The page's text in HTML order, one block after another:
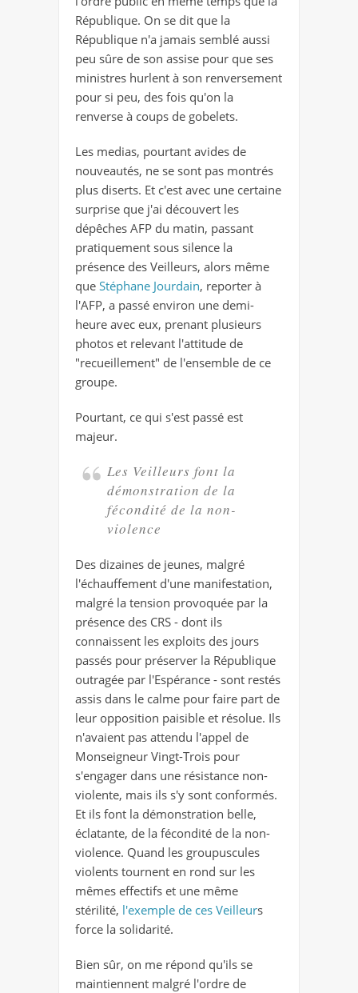
République. On se dit que la
République n'a jamais semblé aussi
peu sûre de son assise pour que ses
ministres hurlent à son renversement
pour si peu, des fois qu'on la
renverse à coups de gobelets.
Les medias, pourtant avides de
nouveautés, ne se sont pas montrés
plus diserts. Et c'est avec une certaine
surprise que j'ai découvert les
dépêches AFP du matin, passant
pratiquement sous silence la
présence des Veilleurs, alors même
que Stéphane Jourdain, reporter à
l'AFP, a passé environ une demi-
heure avec eux, prenant plusieurs
photos et relevant l'attitude de
"recueillement" de l'ensemble de ce
groupe.
Pourtant, ce qui s'est passé est
majeur.
Les Veilleurs font la
démonstration de la
fécondité de la non-
violence
Des dizaines de jeunes, malgré
l'échauffement d'une manifestation,
malgré la tension provoquée par la
présence des CRS - dont ils
connaissent les exploits des jours
passés pour préserver la République
outragée par l'Espérance - sont restés
assis dans le calme pour faire part de
leur opposition paisible et résolue. Ils
n'avaient pas attendu l'appel de
Monseigneur Vingt-Trois pour
s'engager dans une résistance non-
violente, mais ils s'y sont conformés.
Et ils font la démonstration belle,
éclatante, de la fécondité de la non-
violence. Quand les groupuscules
violents tournent en rond sur les
mêmes effectifs et une même
stérilité, l'exemple de ces Veilleurs
force la solidarité.
Bien sûr, on me répond qu'ils se
maintiennent malgré l'ordre de